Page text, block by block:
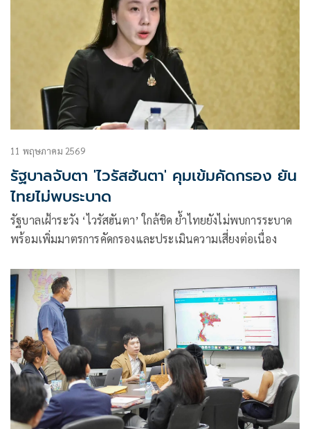
11 พฤษภาคม 2569
รัฐบาลจับตา 'ไวรัสฮันตา' คุมเข้มคัดกรอง ยัน
ไทยไม่พบระบาด
รัฐบาลเฝ้าระวัง ‘ไวรัสฮันตา’ ใกล้ชิด ย้ำไทยยังไม่พบการระบาด
พร้อมเพิ่มมาตรการคัดกรองและประเมินความเสี่ยงต่อเนื่อง